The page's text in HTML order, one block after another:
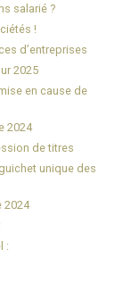
salarié ?
!
d’entreprises
2025
en cause de
2024
de titres
unique des
2024
: